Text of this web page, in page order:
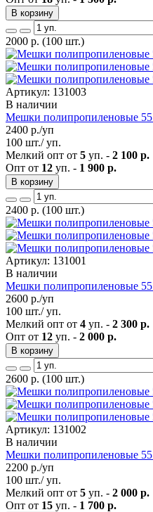
В корзину
2000 р. (100 шт.)
Артикул: 131003
В наличии
Мешки полипропиленовые
2400 р./уп
100 шт./ уп.
Мелкий опт от 5 уп. - 2 100 р.
Опт от 12 уп. - 1 900 р.
В корзину
2400 р. (100 шт.)
Артикул: 131001
В наличии
Мешки полипропиленовые
2600 р./уп
100 шт./ уп.
Мелкий опт от 4 уп. - 2 300 р.
Опт от 12 уп. - 2 000 р.
В корзину
2600 р. (100 шт.)
Артикул: 131002
В наличии
Мешки полипропиленовые
2200 р./уп
100 шт./ уп.
Мелкий опт от 5 уп. - 2 000 р.
Опт от 15 уп. - 1 700 р.